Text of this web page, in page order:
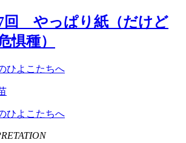
回 やっぱり紙（だけど
惧種）
ひよこたちへ
ひよこたちへ